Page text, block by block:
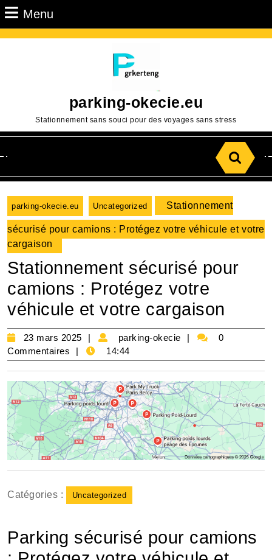
Passer
au
Menu
parking-okecie.eu
Stationnement sans souci pour des voyages sans stress
for:
parking-okecie.eu Uncategorized Stationnement
sécurisé pour camions : Protégez votre véhicule et votre
cargaison
Stationnement sécurisé pour
camions : Protégez votre
véhicule et votre cargaison
23 mars 2025
23
mars
2025
parking-okecie
parking-
0
Commentaires
14:44
Catégories : Uncategorized
Parking sécurisé pour camions